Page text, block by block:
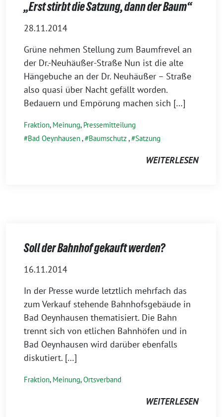
„Erst stirbt die Satzung, dann der Baum“
28.11.2014
Grüne nehmen Stellung zum Baumfrevel an
der Dr.-Neuhäußer-Straße Nun ist die alte
Hängebuche an der Dr. Neuhäußer – Straße
also quasi über Nacht gefällt worden.
Bedauern und Empörung machen sich […]
Fraktion, Meinung, Pressemitteilung
Bad Oeynhausen, Baumschutz , Satzung
WEITERLESEN
Soll der Bahnhof gekauft werden?
16.11.2014
In der Presse wurde letztlich mehrfach das
zum Verkauf stehende Bahnhofsgebäude in
Bad Oeynhausen thematisiert. Die Bahn
trennt sich von etlichen Bahnhöfen und in
Bad Oeynhausen wird darüber ebenfalls
diskutiert. […]
Fraktion, Meinung,Ortsverband
WEITERLESEN